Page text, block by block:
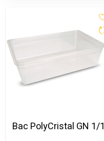
Bac PolyCristal GN 1/1